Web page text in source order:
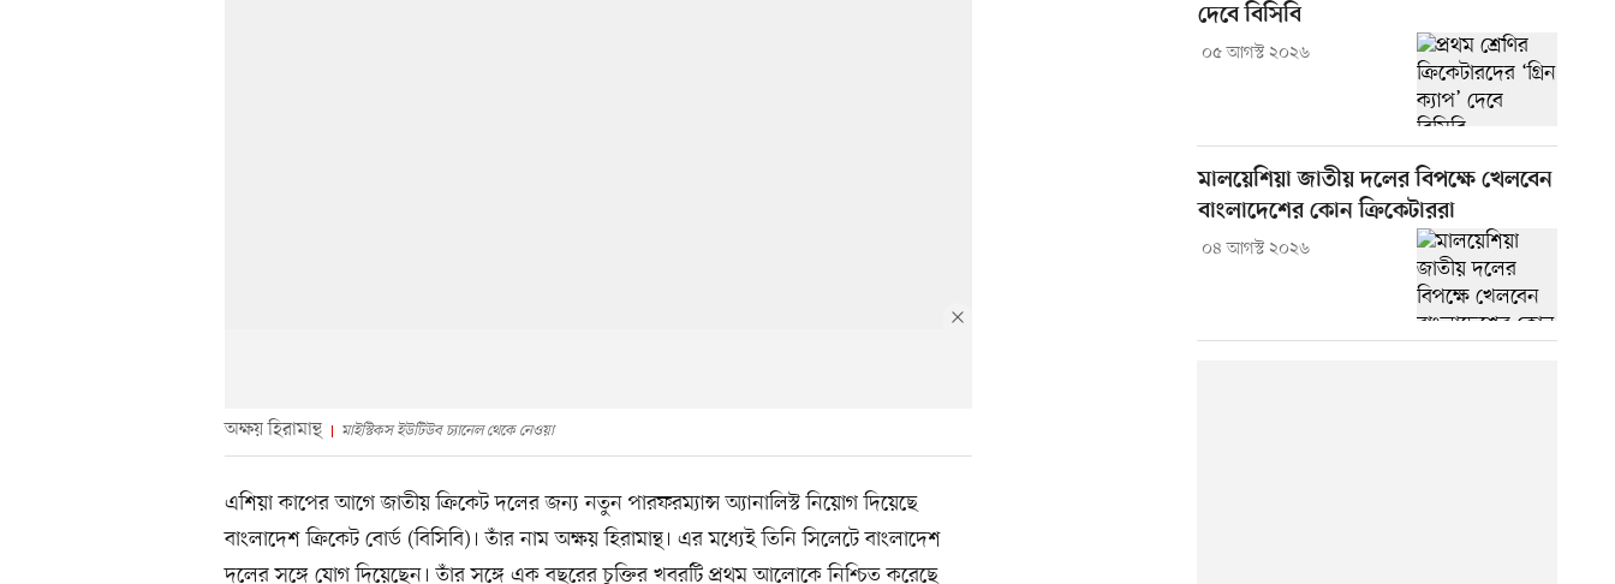
অক্ষয় হিরামান্থ মাইস্টিকস ইউটিউব চ্যানেল থেকে নেওয়া
এশিয়া কাপের আগে জাতীয় ক্রিকেট দলের জন্য নতুন পারফরম্যান্স অ্যানালিস্ট নিয়োগ দিয়েছে
বাংলাদেশ ক্রিকেট বোর্ড (বিসিবি)। তাঁর নাম অক্ষয় হিরামান্থ। এর মধ্যেই তিনি সিলেটে বাংলাদেশ
দলের সঙ্গে যোগ দিয়েছেন। তাঁর সঙ্গে এক বছরের চুক্তির খবরটি প্রথম আলোকে নিশ্চিত করেছে
দেবে বিসিবি
০৫ আগস্ট ২০২৬
মালয়েশিয়া জাতীয় দলের বিপক্ষে খেলবেন
বাংলাদেশের কোন ক্রিকেটাররা
০৪ আগস্ট ২০২৬